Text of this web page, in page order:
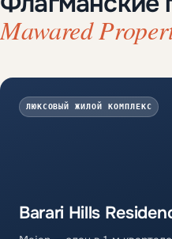
Mawared
ЛЮКСОВЫЙ ЖИЛОЙ КОМПЛЕКС
Barari Hills